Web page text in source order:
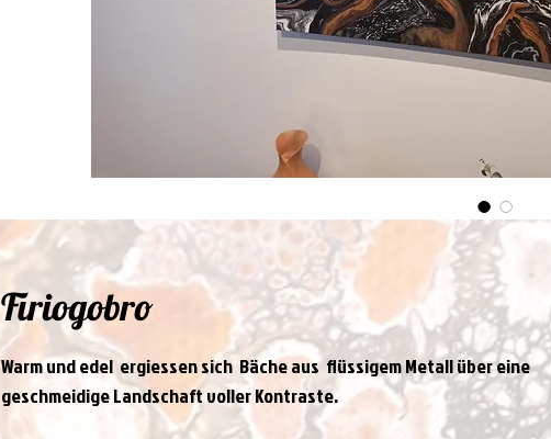
Firiogobro
Warm und edel  ergiessen sich  Bäche aus  flüssigem Metall über eine
geschmeidige Landschaft voller Kontraste.